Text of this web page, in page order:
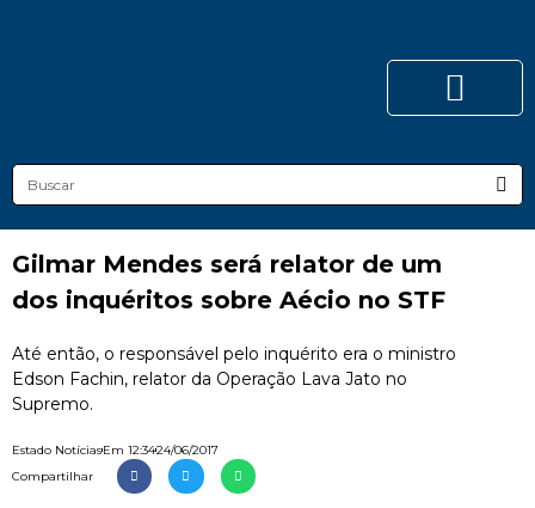
Gilmar Mendes será relator de um
dos inquéritos sobre Aécio no STF
Até então, o responsável pelo inquérito era o ministro
Edson Fachin, relator da Operação Lava Jato no
Supremo.
Estado NotíciasEm 12:3424/06/2017
Compartilhar